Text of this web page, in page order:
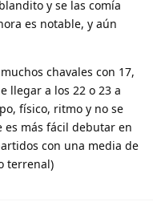
y se las comía
es notable, y aún
chavales con 17,
llegar a los 22 o 23 a
físico, ritmo y no se
es más fácil debutar en
con una media de
terrenal)